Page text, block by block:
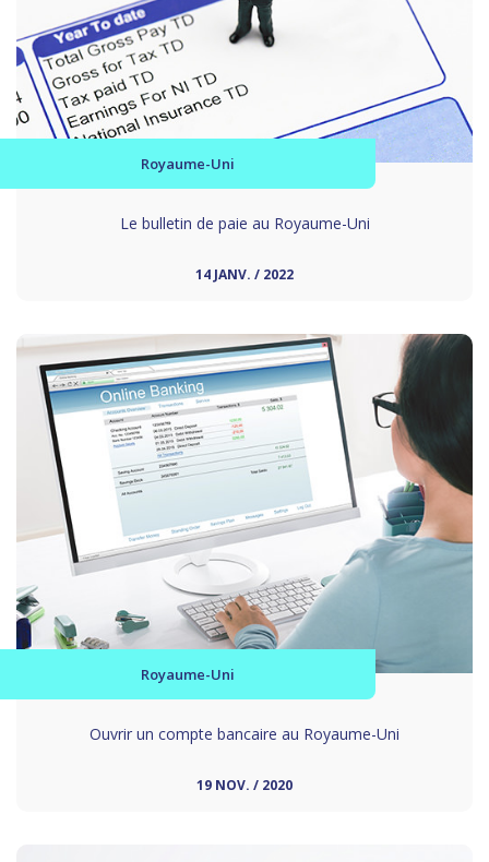
Royaume-Uni
Le bulletin de paie au Royaume-Uni
14 JANV. / 2022
Royaume-Uni
Ouvrir un compte bancaire au Royaume-Uni
19 NOV. / 2020